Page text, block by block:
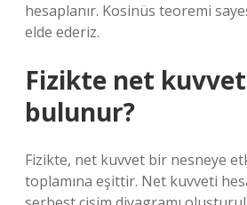
hesaplanır. Kosinüs teoremi
elde ederiz.
Fizikte net kuvvet
bulunur?
Fizikte, net kuvvet bir nesneye
toplamına eşittir. Net kuvveti